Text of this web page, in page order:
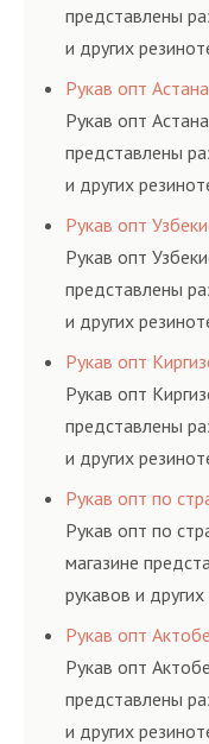
представлены
и других
и нормативам.
Рукав опт Астана
Рукав опт
представлены
и других
и нормативам.
Рукав опт
Рукав опт
представлены
и других
и нормативам.
Рукав опт
Рукав опт
представлены
и других
и нормативам.
Рукав опт по
Рукав опт по
магазине
рукавов и
и нормативам.
Рукав опт Актобе
Рукав опт
представлены
и других